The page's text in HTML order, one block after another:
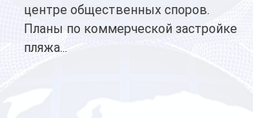
центре общественных споров.
Планы по коммерческой застройке
пляжа...